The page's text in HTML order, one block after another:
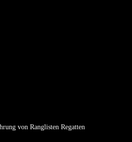
von Ranglisten Regatten